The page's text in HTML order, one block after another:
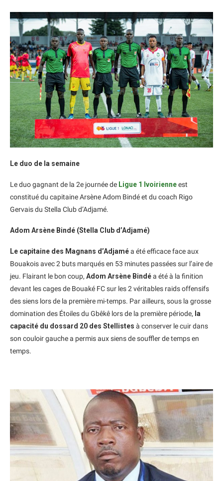
Le duo de la semaine
Le duo gagnant de la 2e journée de Ligue 1 Ivoirienneest
constitué du capitaine Arsène Adom Bindé et du coach Rigo
Gervais du Stella Club d’Adjamé.
Adom Arsène Bindé (Stella Club d’Adjamé)
Le capitaine des Magnans d’Adjaméa été efficace face aux
Bouakois avec 2 buts marqués en 53 minutes passées sur l’aire de
jeu. Flairant le bon coup, Adom Arsène Bindéa été à la finition
devant les cages de Bouaké FC sur les 2 véritables raids offensifs
des siens lors de la première mi-temps. Par ailleurs, sous la grosse
domination des Étoiles du Gbêkê lors de la première période, la
capacité du dossard 20 des Stellistes à conserver le cuir dans
son couloir gauche a permis aux siens de souffler de temps en
temps.